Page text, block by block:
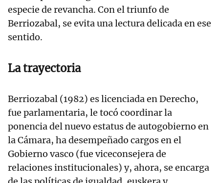
especie de revancha. Con el triunfo de
Berriozabal, se evita una lectura delicada en ese
sentido.
La trayectoria
Berriozabal (1982) es licenciada en Derecho,
fue parlamentaria, le tocó coordinar la
ponencia del nuevo estatus de autogobierno en
la Cámara, ha desempeñado cargos en el
Gobierno vasco (fue viceconsejera de
relaciones institucionales) y, ahora, se encarga